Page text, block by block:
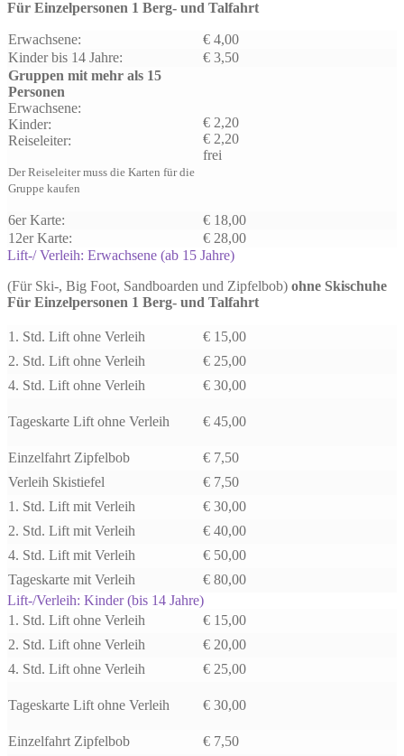
Für Einzelpersonen 1 Berg- und Talfahrt
Erwachsene:
€ 4,00
Kinder bis 14 Jahre:
€ 3,50
Gruppen mit mehr als 15
Personen
Erwachsene:
Kinder:
Reiseleiter:
Der Reiseleiter muss die Karten für die
Gruppe kaufen
€ 2,20
€ 2,20
frei
6er Karte:
€ 18,00
12er Karte:
€ 28,00
Lift-/ Verleih: Erwachsene (ab 15 Jahre)
(Für Ski-, Big Foot, Sandboarden und Zipfelbob) ohne Skischuhe
Für Einzelpersonen 1 Berg- und Talfahrt
1. Std. Lift ohne Verleih
€ 15,00
2. Std. Lift ohne Verleih
€ 25,00
4. Std. Lift ohne Verleih
€ 30,00
Tageskarte Lift ohne Verleih € 45,00
Einzelfahrt Zipfelbob
€ 7,50
Verleih Skistiefel
€ 7,50
1. Std. Lift mit Verleih
€ 30,00
2. Std. Lift mit Verleih
€ 40,00
4. Std. Lift mit Verleih
€ 50,00
Tageskarte mit Verleih
€ 80,00
Lift-/Verleih: Kinder (bis 14 Jahre)
1. Std. Lift ohne Verleih
€ 15,00
2. Std. Lift ohne Verleih
€ 20,00
4. Std. Lift ohne Verleih
€ 25,00
Tageskarte Lift ohne Verleih € 30,00
Einzelfahrt Zipfelbob
€ 7,50